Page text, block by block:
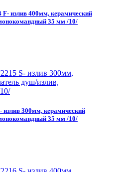
излив 400мм, керамический
35 мм /10/
300мм, керамический
35 мм /10/